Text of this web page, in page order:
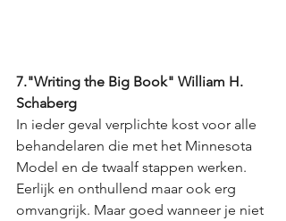
7."Writing the Big Book" William H.
Schaberg
In ieder geval verplichte kost voor alle
behandelaren die met het Minnesota
Model en de twaalf stappen werken.
Eerlijk en onthullend maar ook erg
omvangrijk. Maar goed wanneer je niet